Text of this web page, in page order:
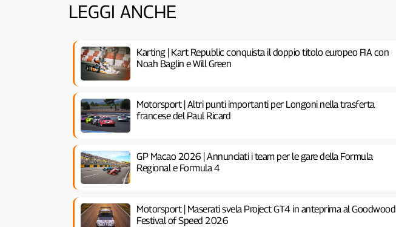
LEGGI ANCHE
Karting | Kart Republic conquista il doppio titolo europeo FIA con
Noah Baglin e Will Green
Motorsport | Altri punti importanti per Longoni nella trasferta
francese del Paul Ricard
GP Macao 2026 | Annunciati i team per le gare della Formula
Regional e Formula 4
Motorsport | Maserati svela Project GT4 in anteprima al Goodwood
Festival of Speed 2026